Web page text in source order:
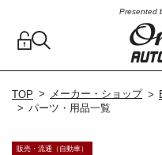
Presented
TOP メーカー・ショップ
パーツ・用品一覧
販売・流通（自動車）